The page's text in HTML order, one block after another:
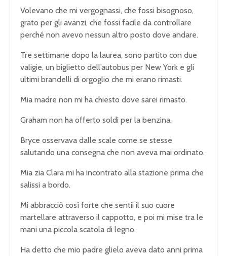
Volevano che mi vergognassi, che fossi bisognoso,
grato per gli avanzi, che fossi facile da controllare
perché non avevo nessun altro posto dove andare.
Tre settimane dopo la laurea, sono partito con due
valigie, un biglietto dell’autobus per New York e gli
ultimi brandelli di orgoglio che mi erano rimasti.
Mia madre non mi ha chiesto dove sarei rimasto.
Graham non ha offerto soldi per la benzina.
Bryce osservava dalle scale come se stesse
salutando una consegna che non aveva mai ordinato.
Mia zia Clara mi ha incontrato alla stazione prima che
salissi a bordo.
Mi abbracciò così forte che sentii il suo cuore
martellare attraverso il cappotto, e poi mi mise tra le
mani una piccola scatola di legno.
Ha detto che mio padre glielo aveva dato anni prima